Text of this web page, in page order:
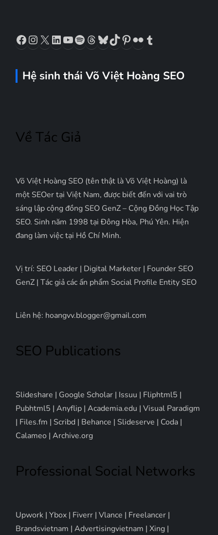
i
t
Facebook
Instagram
X LinkedIn
YouTube
Spotify
Threads
Bluesky
TikTok
Pinterest
Flickr
Hệ sinh thái Võ Việt Hoàng SEO
Về Tác Giả
Võ Việt Hoàng SEO (tên thật là Võ Việt Hoàng) là
một SEOer tại Việt Nam, được biết đến với vai trò
sáng lập cộng đồng SEO GenZ – Cộng Đồng Học Tập
SEO. Sinh năm 1998 tại Đông Hòa, Phú Yên. Hiện
đang làm việc tại Hồ Chí Minh.
Vị trí: SEO Leader | Digital Marketer | Founder SEO
GenZ | Tác giả các ấn phẩm Social Profile Entity SEO
Liên hệ: hoangvv.blogger@gmail.com
SEO Publications
Slideshare | Google Scholar | Issuu | Fliphtml5 |
Pubhtml5 |Anyflip |Academia.edu |Visual Paradigm
| Files.fm | Scribd | Behance | Slideserve | Coda |
Calameo |Archive.org
Professional Social Networks
Upwork |Ybox | Fiverr |Vlance | Freelancer |
Brandsvietnam |Advertisingvietnam |Xing |